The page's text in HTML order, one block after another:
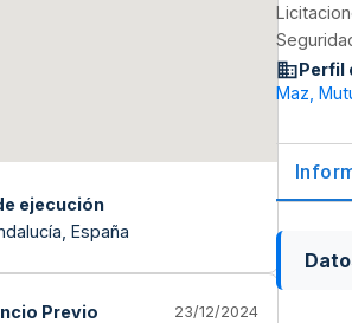
ejecución
España
Previo
23/12/2024
Perfil
Maz,